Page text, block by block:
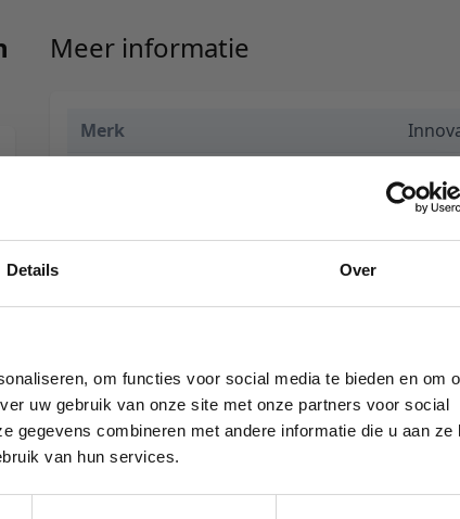
Details Over
om functies voor social media te bieden en om
uw gebruik van onze site met onze partners voor social
gegevens combineren met andere informatie die u aan ze
van hun services.
Meer informatie
Merk
€
Kleur
316
direct een kortingscode